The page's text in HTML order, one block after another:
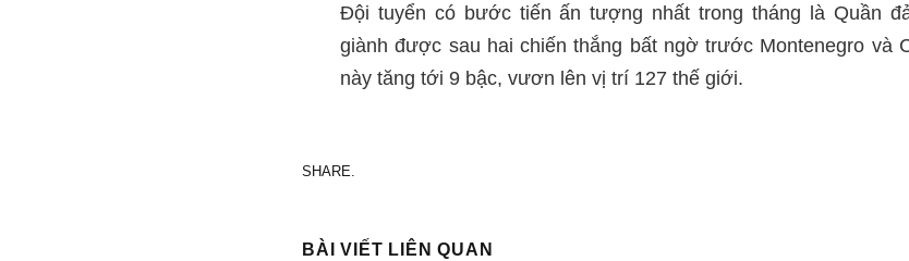
Đội tuyển có bước tiến ấn tượng nhất trong tháng là Quần
giành được sau hai chiến thắng bất ngờ trước Montenegro và
này tăng tới 9 bậc, vươn lên vị trí 127 thế giới.
SHARE.
BÀI VIẾT LIÊN QUAN